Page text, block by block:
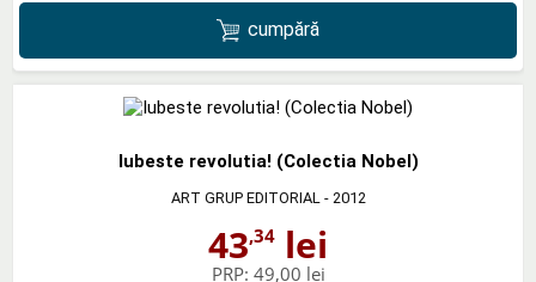
cumpără
Iubeste revolutia! (Colectia Nobel)
ART GRUP EDITORIAL - 2012
43,34 lei
PRP: 49,00 lei